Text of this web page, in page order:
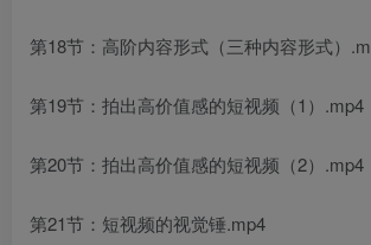
第18节：高阶内容形式（三种内容形式）
第19节：拍出高价值感的短视频（1）.mp4
第20节：拍出高价值感的短视频（2）.mp4
第21节：短视频的视觉锤.mp4